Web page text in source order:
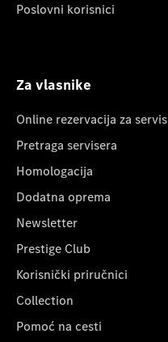
Poslovni korisnici
Za vlasnike
Online rezervacija za servis
Pretraga servisera
Homologacija
Dodatna oprema
Newsletter
Prestige Club
Korisnički priručnici
Collection
Pomoć na cesti